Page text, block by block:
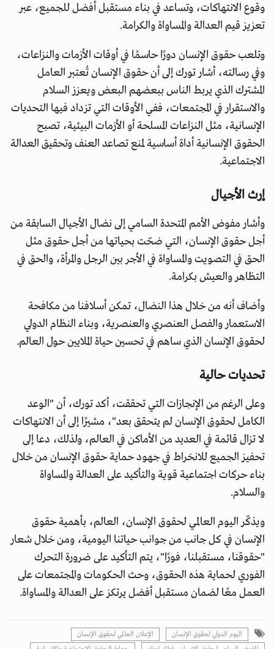
وقوع الانتهاكات، وتساعد في بناء مستقبل أفضل للجميع، عبر
تعزيز قيم العدالة والمساواة والكرامة.
وتلعب حقوق الإنسان دورًا حاسمًا في أوقات الأزمات والنزاعات،
وفي رسالته، أشار تورك إلى أن حقوق الإنسان تُعتبر العامل
المشترك الذي يربط الناس ببعضهم البعض ويعزز السلام
والاستقرار في المجتمعات، ففي الأوقات التي تزداد فيها التحديات
الإنسانية، مثل النزاعات المسلحة أو الأزمات البيئية، تصبح
الحقوق الإنسانية أداة أساسية لمنع تصاعد العنف وتحقيق العدالة
الاجتماعية.
إرث الأجيال
وأشار مفوض الأمم المتحدة السامي إلى نضال الأجيال السابقة من
أجل حقوق الإنسان، التي ضحّت بحياتها من أجل حقوق مثل
الحق في التصويت والمساواة في الأجر بين الرجل والمرأة، والحق في
التظاهر والعيش بكرامة.
وأضاف أنه من خلال هذا النضال، تمكن أسلافنا من مكافحة
الاستعمار والفصل العنصري والعنصرية، وبناء النظام الدولي
لحقوق الإنسان الذي ساهم في تحسين حياة الملايين حول العالم.
تحديات حالية
وعلى الرغم من الإنجازات التي تحققت، أكد تورك، أن "الوعد
الكامل لحقوق الإنسان لم يتحقق بعد"، مشيرًا إلى أن الانتهاكات
لا تزال قائمة في العديد من الأماكن في العالم، ولذلك، دعا إلى
تحفيز الجميع للانخراط في جهود حماية حقوق الإنسان من خلال
بناء حركات اجتماعية قوية والتأكيد على العدالة والمساواة
والسلام.
ويذكّر اليوم العالمي لحقوق الإنسان، العالم، بأهمية حقوق
الإنسان في كل جانب من جوانب حياتنا اليومية، ومن خلال شعار
"حقوقنا، مستقبلنا، فورًا"، يتم التأكيد على ضرورة التحرك
الفوري لحماية هذه الحقوق، وحث الحكومات والمجتمعات على
العمل معًا لضمان مستقبل أفضل يرتكز على العدالة والمساواة.
اليوم الدولي لحقوق الإنسان
الإعلان العالمي لحقوق الإنسان